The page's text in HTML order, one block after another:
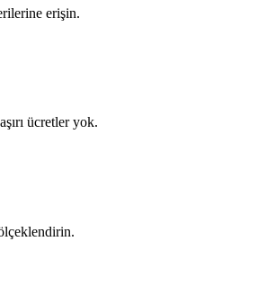
erişin.
ücretler yok.